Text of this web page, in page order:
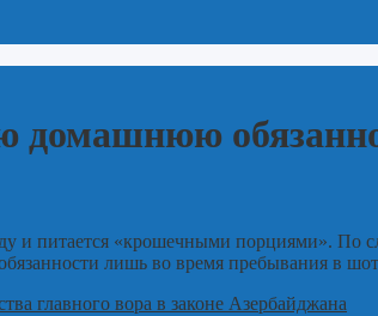
домашнюю
и питается «крошечными порциями». По
лишь во время пребывания в
главного вора в законе Азербайджана